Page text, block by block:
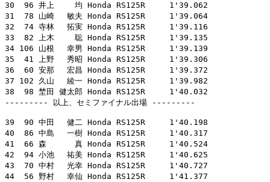
30  96 井上　　 均 Honda RS125R     1'39.062
31  78 山崎　 敏夫 Honda RS125R     1'39.064
32  74 寺林　 拓実 Honda RS125R     1'39.116
33  82 上木　　 聡 Honda RS125R     1'39.135
34 106 山根　 幸男 Honda RS125R     1'39.139
35  41 上野　 秀昭 Honda RS125R     1'39.306
36  60 安那　 宏昌 Honda RS125R     1'39.372
37 102 久山　 綾一 Honda RS125R     1'39.982
38  98 埜田 健太郎 Honda RS125R     1'40.032
--------- 以上、セミファイナル出場 ---------
39  90 中田　 健二 Honda RS125R     1'40.198
40  86 中島　 一樹 Honda RS125R     1'40.317
41  66 森　　　 真 Honda RS125R     1'40.524
42  94 小池　 祐美 Honda RS125R     1'40.625
43  70 中村　 光幸 Honda RS125R     1'40.727
44  56 野村　 幸仙 Honda RS125R     1'41.377